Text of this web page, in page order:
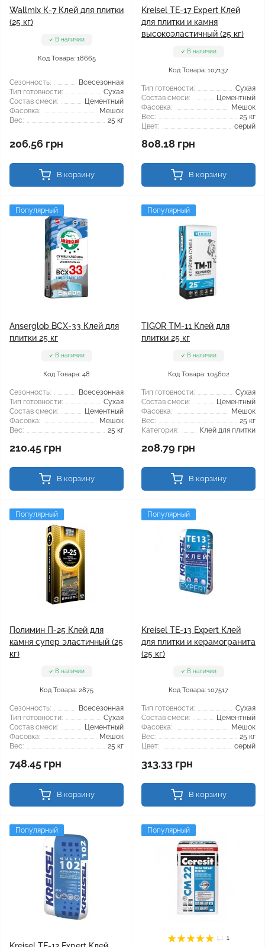
Wallmix К-7 Клей для плитки
(25 кг)
В наличии
Код Товара: 18665
Сезонность:
Всесезонная
Тип готовности:
Сухая
Состав смеси:
Цементный
Фасовка:
Мешок
Вес:
25 кг
206.56 грн
В корзину
Kreisel TE-17 Expert Клей
для плитки и камня
высокоэластичный (25 кг)
В наличии
Код Товара: 107137
Тип готовности:
Сухая
Состав смеси:
Цементный
Фасовка:
Мешок
Вес:
25 кг
Цвет:
серый
808.18 грн
В корзину
Популярный
Anserglob BCX-33 Клей для
плитки 25 кг
В наличии
Код Товара: 48
Сезонность:
Всесезонная
Тип готовности:
Сухая
Состав смеси:
Цементный
Фасовка:
Мешок
Вес:
25 кг
210.45 грн
В корзину
Популярный
TIGOR TM-11 Клей для
плитки 25 кг
В наличии
Код Товара: 105602
Тип готовности:
Сухая
Состав смеси:
Цементный
Фасовка:
Мешок
Вес:
25 кг
Категория:
Клей для плитки
208.79 грн
В корзину
Популярный
Полимин П-25 Клей для
камня супер эластичный (25
кг)
В наличии
Код Товара: 2875
Сезонность:
Всесезонная
Тип готовности:
Сухая
Состав смеси:
Цементный
Фасовка:
Мешок
Вес:
25 кг
748.45 грн
В корзину
Популярный
Kreisel TE-13 Expert Клей
для плитки и керамогранита
(25 кг)
В наличии
Код Товара: 107517
Тип готовности:
Сухая
Состав смеси:
Цементный
Фасовка:
Мешок
Вес:
25 кг
Цвет:
серый
313.33 грн
В корзину
Популярный Популярный
1